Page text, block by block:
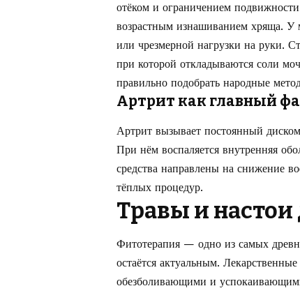
отёком и ограничением
возрастным изнашиванием хряща. У
или чрезмерной нагрузки на руки.
при которой откладываются соли
правильно подобрать народные
Артрит как главный
Артрит вызывает постоянный
При нём воспаляется внутренняя
средства направлены на снижение
тёплых процедур.
Травы и
Фитотерапия — одно из самых
остаётся актуальным.
обезболивающими и